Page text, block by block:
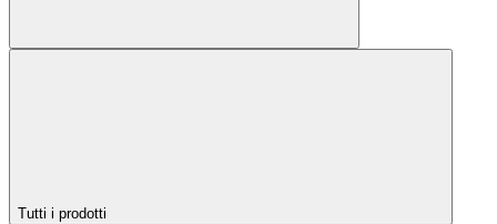
Tutti i prodotti